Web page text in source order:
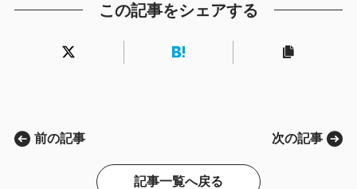
この記事をシェアする
前の記事
記事一覧へ戻る
次の記事